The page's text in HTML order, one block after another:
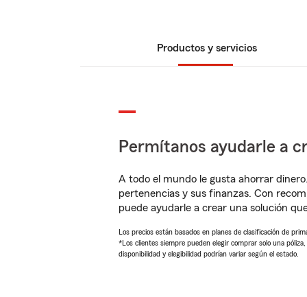
Productos y servicios
Permítanos ayudarle a
A todo el mundo le gusta ahorrar
pertenencias y sus finanzas. Con
puede ayudarle a crear una solución
Los precios están basados en planes de clasificación de
*Los clientes siempre pueden elegir comprar solo una
disponibilidad y elegibilidad podrían variar según el estado.